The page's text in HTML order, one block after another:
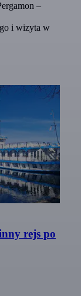
–
i wizyta w
rejs po